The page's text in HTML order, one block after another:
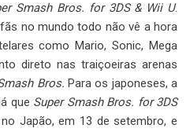
Smash Bros. for 3DS & Wii U.
no mundo todo não vê a hora
como Mario, Sonic, Mega
direto nas traiçoeiras arenas
Bros. Para os japoneses, a
que Super Smash Bros. for 3DS
Japão, em 13 de setembro, e